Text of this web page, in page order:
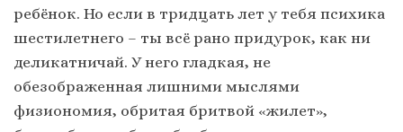
ребёнок. Но если в тридцать лет у тебя психика
шестилетнего – ты всё рано придурок, как ни
деликатничай. У него гладкая, не
обезображенная лишними мыслями
физиономия, обритая бритвой «жилет»,